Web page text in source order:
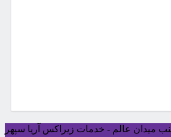
میدان عالم - خدمات زیراکس آریا سپهر